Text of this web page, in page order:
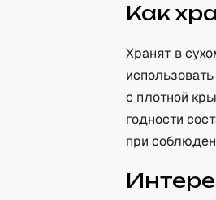
Как
Хранят в
с плотной
годности
при